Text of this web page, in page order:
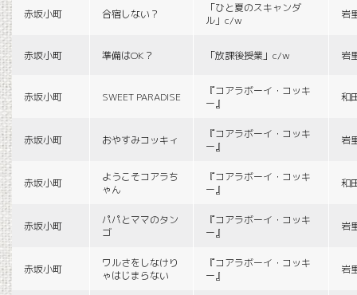
赤坂小町 合宿しない？
「ひと夏のスキャンダ
ル」c/w
岩
赤坂小町 準備はOK？ 「放課後授業」c/w 岩
赤坂小町 SWEET PARADISE
『コアラボーイ・コッキ
ー』
和
赤坂小町 おやすみコッキィ
『コアラボーイ・コッキ
ー』
岩
赤坂小町
ようこそコアラち
ゃん
『コアラボーイ・コッキ
ー』
和
赤坂小町
パパとママのタン
ゴ
『コアラボーイ・コッキ
ー』
岩
赤坂小町
ワルさをしなけり
ゃはじまらない
『コアラボーイ・コッキ
ー』
岩